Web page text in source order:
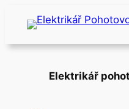
Přeskočit
obsah
Elektrikář